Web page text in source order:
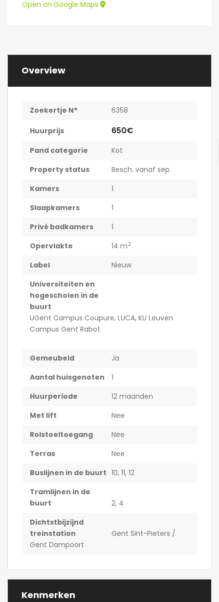
Open on Google Maps
Overview
Zoekertje N° 6358
Huurprijs 650€
Pand categorie
Kot
Property status
Besch. vanaf sep.
Kamers
1
Slaapkamers
1
Privé badkamers
1
Opervlakte
14 m2
Label
Nieuw
Universiteiten en
hogescholen in de
buurt
UGent Campus Coupure, LUCA, KU Leuven
Campus Gent Rabot
Gemeubeld
Ja
Aantal huisgenoten
1
Huurperiode
12 maanden
Met lift
Nee
Rolstoeltoegang
Nee
Terras
Nee
Buslijnen in de buurt 10, 11, 12
Tramlijnen in de
buurt
2, 4
Dichtstbijzijnd
treinstation
Gent Sint-Pieters /
Gent Dampoort
Kenmerken